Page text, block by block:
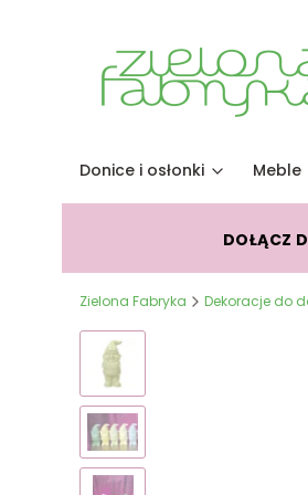
Donice i osłonki Meble
DOŁĄCZ
Zielona Fabryka Dekoracje do